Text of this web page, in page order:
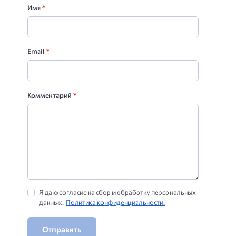
Имя*
Email *
Комментарий *
Я даю согласие на сбор и обработку персональных
данных. Политика конфиденциальности.
Отправить